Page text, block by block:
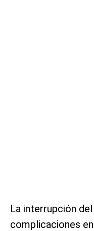
La interrupción
complicaciones